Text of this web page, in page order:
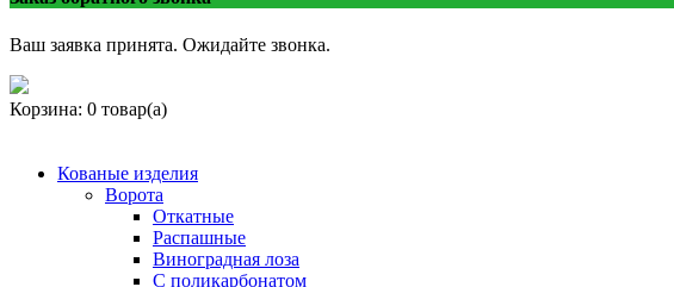
Ваш заявка принята. Ожидайте звонка.
Корзина: 0 товар(а)
Кованые изделия
Ворота
Откатные
Распашные
Виноградная лоза
С поликарбонатом